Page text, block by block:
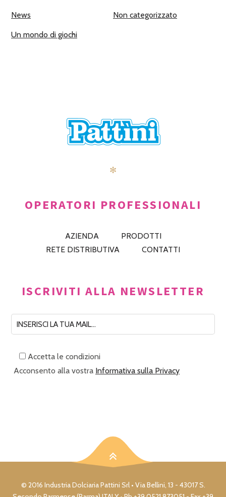
News Non categorizzato
Un mondo di giochi
✻
OPERATORI PROFESSIONALI
AZIENDA
PRODOTTI
RETE DISTRIBUTIVA
CONTATTI
ISCRIVITI ALLA NEWSLETTER
Accetta le condizioni
Acconsento alla vostra Informativa sulla Privacy
© 2016 Industria Dolciaria Pattini Srl • Via Bellini, 13 - 43017 S.